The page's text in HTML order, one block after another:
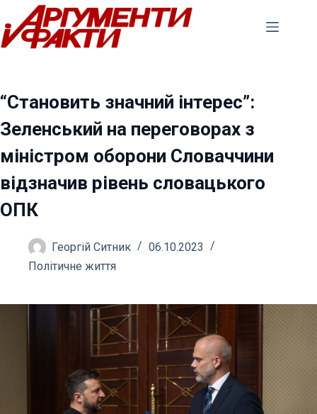
Перейти
до
вмісту
“Становить значний інтерес”:
Зеленський на переговорах з
міністром оборони Словаччини
відзначив рівень словацького
ОПК
Георгій Ситник
06.10.2023
Політичне життя